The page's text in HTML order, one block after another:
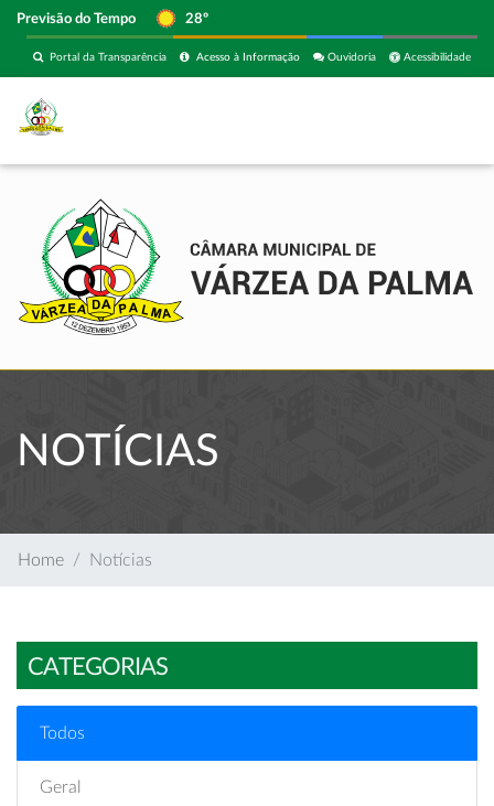
Previsão do Tempo 28º
Acessibilidade
Ouvidoria
Acesso à Informação
Portal da Transparência
NOTÍCIAS
Home Notícias
CATEGORIAS
Todos
Geral